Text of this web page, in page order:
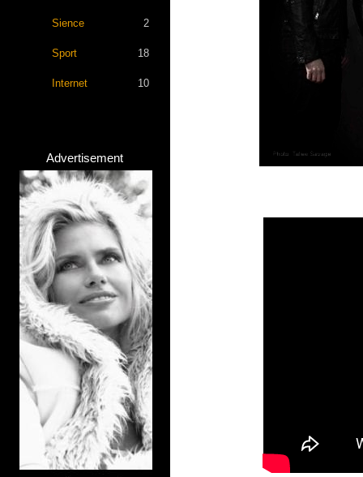
Sience 2
Sport 18
Internet 10
Advertisement